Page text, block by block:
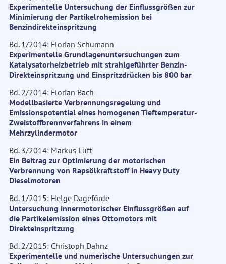
Experimentelle Untersuchung der Einflussgrößen zur
Minimierung der Partikelrohemission bei
Benzindirekteinspritzung
Bd. 1/2014: Florian Schumann
Experimentelle Grundlagenuntersuchungen zum
Katalysatorheizbetrieb mit strahlgeführter Benzin-
Direkteinspritzung und Einspritzdrücken bis 800 bar
Bd. 2/2014: Florian Bach
Modellbasierte Verbrennungsregelung und
Emissionspotential eines homogenen Tieftemperatur-
Zweistoffbrennverfahrens in einem
Mehrzylindermotor
Bd. 3/2014: Markus Lüft
Ein Beitrag zur Optimierung der motorischen
Verbrennung von Rapsölkraftstoff in Heavy Duty
Dieselmotoren
Bd. 1/2015: Helge Dageförde
Untersuchung innermotorischer Einflussgrößen auf
die Partikelemission eines Ottomotors mit
Direkteinspritzung
Bd. 2/2015: Christoph Dahnz
Experimentelle und numerische Untersuchungen zur